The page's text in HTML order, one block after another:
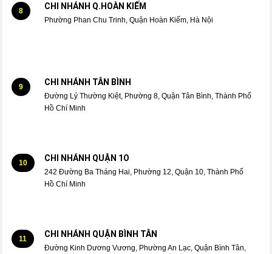
8 CHI NHÁNH Q.HOÀN KIẾM
Phường Phan Chu Trinh, Quận Hoàn Kiếm, Hà Nội
9 CHI NHÁNH TÂN BÌNH
Đường Lý Thường Kiệt, Phường 8, Quận Tân Bình, Thành Phố
Hồ Chí Minh
10 CHI NHÁNH QUẬN 1O
242 Đường Ba Tháng Hai, Phường 12, Quận 10, Thành Phố
Hồ Chí Minh
11 CHI NHÁNH QUẬN BÌNH TÂN
Đường Kinh Dương Vương, Phường An Lạc, Quận Bình Tân,